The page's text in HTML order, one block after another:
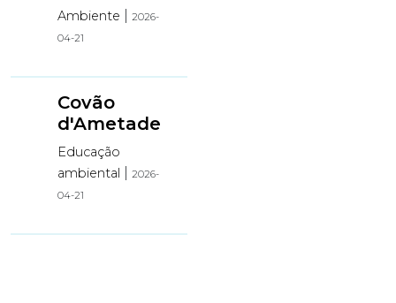
Ambiente |2026-
04-21
Covão
d'Ametade
Educação
ambiental
|2026-
04-21